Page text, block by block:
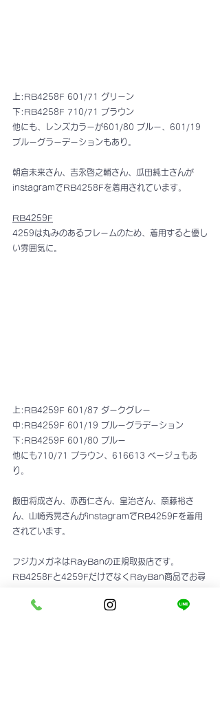
上:RB4258F 601/71 グリーン
下:RB4258F 710/71 ブラウン
他にも、レンズカラーが601/80 ブルー、601/19
ブルーグラーデーションもあり。
朝倉未来さん、吉永啓之輔さん、瓜田純士さんが
instagramでRB4258Fを着用されています。
RB4259F
4259は丸みのあるフレームのため、着用すると優し
い雰囲気に。
上:RB4259F 601/87 ダークグレー
中:RB4259F 601/19 ブルーグラデーション
下:RB4259F 601/80 ブルー
他にも710/71 ブラウン、616613 ベージュもあ
り。
飯田将成さん、赤西仁さん、皇治さん、斎藤裕さ
ん、山崎秀晃さんがinstagramでRB4259Fを着用
されています。
フジカメガネはRayBanの正規取扱店です。
RB4258Fと4259FだけでなくRayBan商品でお尋
軽にご相談ください。